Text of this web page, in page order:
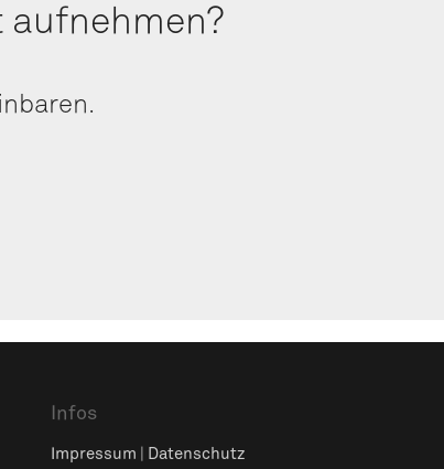
aufnehmen?
Infos
Impres­sum Daten­schutz